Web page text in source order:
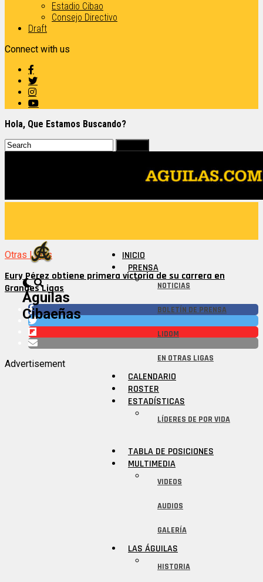
Estadio Cibao
Consejo Directivo
Draft
Connect with us
Hola, Que Estamos Buscando?
Águilas
Cibaeñas
INICIO
PRENSA
NOTICIAS
BOLETÍN DE PRENSA
LIDOM
EN OTRAS LIGAS
CALENDARIO
ROSTER
ESTADÍSTICAS
LÍDERES DE POR VIDA
TABLA DE POSICIONES
MULTIMEDIA
VIDEOS
AUDIOS
GALERÍA
LAS ÁGUILAS
HISTORIA
Otras Ligas
Eury Pérez obtiene primera victoria de su carrera en
Grandes Ligas
Advertisement